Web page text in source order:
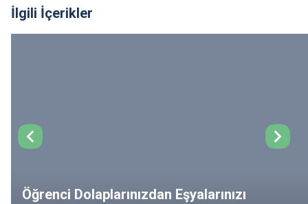
İlgili İçerikler
Öğrenci Dolaplarınızdan Eşyalarınızı